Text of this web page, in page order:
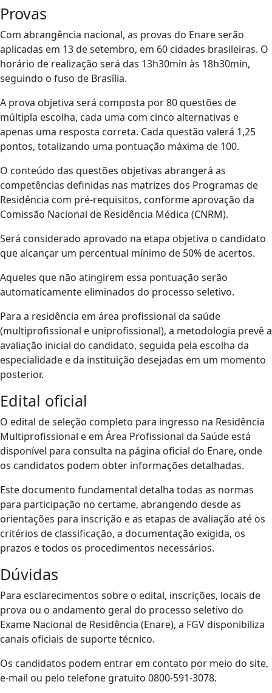
Provas
Com abrangência nacional, as provas do Enare serão
aplicadas em 13 de setembro, em 60 cidades brasileiras. O
horário de realização será das 13h30min às 18h30min,
seguindo o fuso de Brasília.
A prova objetiva será composta por 80 questões de
múltipla escolha, cada uma com cinco alternativas e
apenas uma resposta correta. Cada questão valerá 1,25
pontos, totalizando uma pontuação máxima de 100.
O conteúdo das questões objetivas abrangerá as
competências definidas nas matrizes dos Programas de
Residência com pré-requisitos, conforme aprovação da
Comissão Nacional de Residência Médica (CNRM).
Será considerado aprovado na etapa objetiva o candidato
que alcançar um percentual mínimo de 50% de acertos.
Aqueles que não atingirem essa pontuação serão
automaticamente eliminados do processo seletivo.
Para a residência em área profissional da saúde
(multiprofissional e uniprofissional), a metodologia prevê a
avaliação inicial do candidato, seguida pela escolha da
especialidade e da instituição desejadas em um momento
posterior.
Edital oficial
O edital de seleção completo para ingresso na Residência
Multiprofissional e em Área Profissional da Saúde está
disponível para consulta na página oficial do Enare, onde
os candidatos podem obter informações detalhadas.
Este documento fundamental detalha todas as normas
para participação no certame, abrangendo desde as
orientações para inscrição e as etapas de avaliação até os
critérios de classificação, a documentação exigida, os
prazos e todos os procedimentos necessários.
Dúvidas
Para esclarecimentos sobre o edital, inscrições, locais de
prova ou o andamento geral do processo seletivo do
Exame Nacional de Residência (Enare), a FGV disponibiliza
canais oficiais de suporte técnico.
Os candidatos podem entrar em contato por meio do site,
e-mail ou pelo telefone gratuito 0800-591-3078.